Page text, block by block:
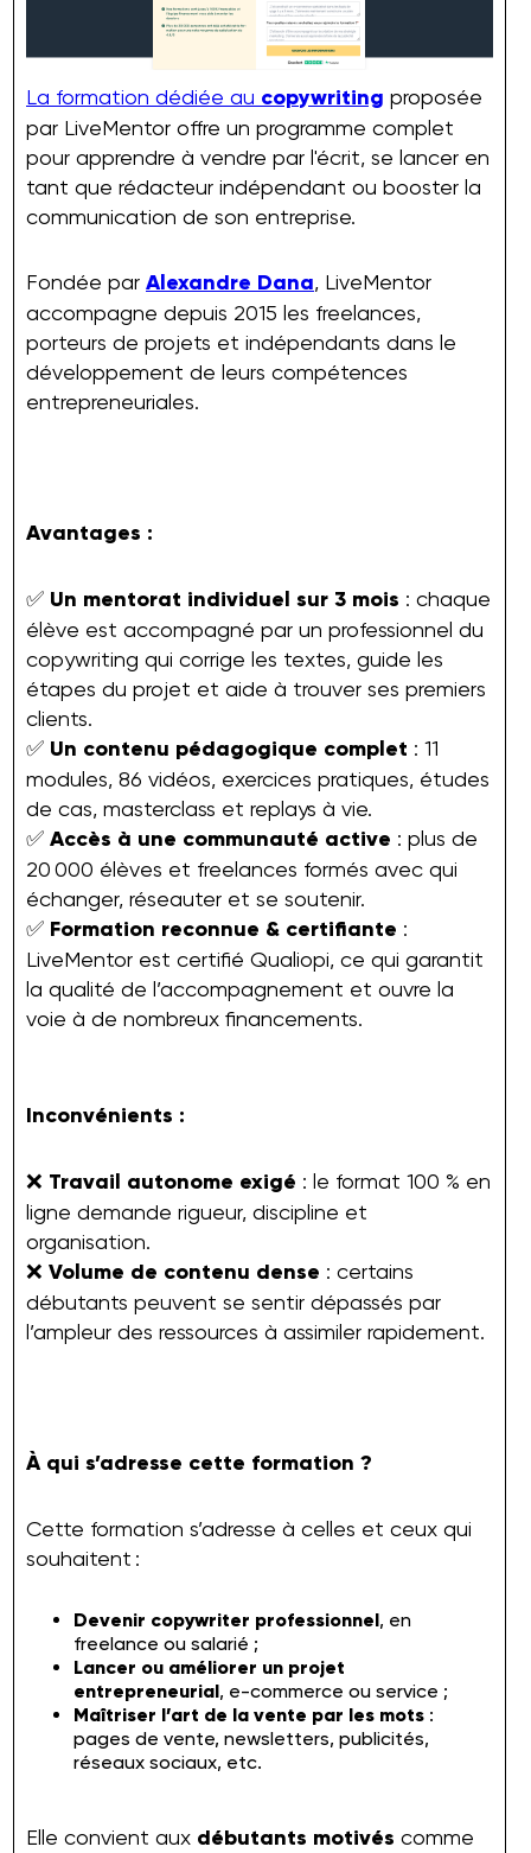
La formation dédiée au copywriting proposée
par LiveMentor offre un programme complet
pour apprendre à vendre par l'écrit, se lancer en
tant que rédacteur indépendant ou booster la
communication de son entreprise.
Fondée par Alexandre Dana, LiveMentor
accompagne depuis 2015 les freelances,
porteurs de projets et indépendants dans le
développement de leurs compétences
entrepreneuriales.
Avantages :
✅ Un mentorat individuel sur 3 mois : chaque
élève est accompagné par un professionnel du
copywriting qui corrige les textes, guide les
étapes du projet et aide à trouver ses premiers
clients.
✅ Un contenu pédagogique complet : 11
modules, 86 vidéos, exercices pratiques, études
de cas, masterclass et replays à vie.
✅ Accès à une communauté active : plus de
20 000 élèves et freelances formés avec qui
échanger, réseauter et se soutenir.
✅ Formation reconnue & certifiante :
LiveMentor est certifié Qualiopi, ce qui garantit
la qualité de l’accompagnement et ouvre la
voie à de nombreux financements.
Inconvénients :
❌ Travail autonome exigé : le format 100 % en
ligne demande rigueur, discipline et
organisation.
❌ Volume de contenu dense : certains
débutants peuvent se sentir dépassés par
l’ampleur des ressources à assimiler rapidement.
À qui s’adresse cette formation ?
Cette formation s’adresse à celles et ceux qui
souhaitent :
Devenir copywriter professionnel, en
freelance ou salarié ;
Lancer ou améliorer un projet
entrepreneurial, e-commerce ou service ;
Maîtriser l’art de la vente par les mots :
pages de vente, newsletters, publicités,
réseaux sociaux, etc.
Elle convient aux débutants motivés comme